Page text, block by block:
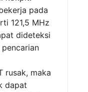
pada
121,5 MHz
dideteksi
rusak, maka
dapat